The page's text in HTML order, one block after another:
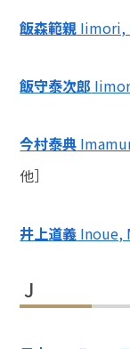
飯森範親 Iimori,
飯守泰次郎
今村泰典
他］
井上道義 Inoue,
J